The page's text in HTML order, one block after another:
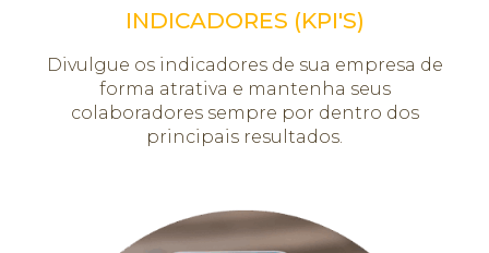
INDICADORES (KPI'S)
Divulgue os indicadores de sua empresa de
forma atrativa e mantenha seus
colaboradores sempre por dentro dos
principais resultados.